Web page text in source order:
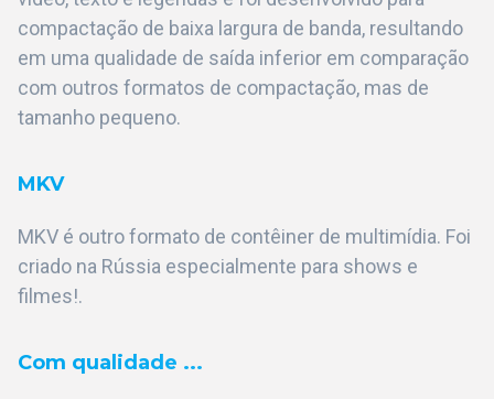
compactação de baixa largura de banda, resultando
em uma qualidade de saída inferior em comparação
com outros formatos de compactação, mas de
tamanho pequeno.
MKV
MKV é outro formato de contêiner de multimídia. Foi
criado na Rússia especialmente para shows e
filmes!.
Com qualidade ...